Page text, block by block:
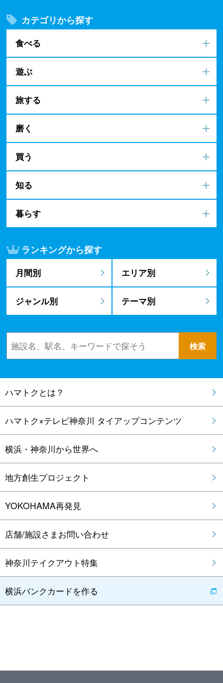
カテゴリから探す
食べる
遊ぶ
旅する
磨く
買う
知る
暮らす
ランキングから探す
月間別 エリア別
ジャンル別 テーマ別
ハマトクとは？
ハマトク×テレビ神奈川 タイアップコンテンツ
横浜・神奈川から世界へ
地方創生プロジェクト
YOKOHAMA再発見
店舗/施設さまお問い合わせ
神奈川テイクアウト特集
横浜バンクカードを作る